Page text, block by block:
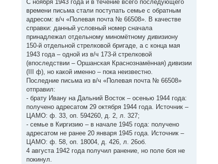
С ноября 1943 года и в течение всего последующего
времени письма стали поступать семье с обратным
адресом: в/ч «Полевая почта № 66508». В качестве
справки: данный условный номер сначала
принадлежал отдельному миномётному дивизиону
150-й отдельной стрелковой бригаде, а с конца мая
1943 года – одной из в/ч 173-й стрелковой
(впоследствии – Оршанская Краснознамённая) дивизии
(III ф), но какой именно – пока неизвестно.
Последние письма из в/ч «Полевая почта № 66508»
отправил:
- брату Ивану на Дальний Восток – осенью 1944 года:
получено адресатом 29 октября 1944 года. Источник –
ЦАМО: ф. 33, оп. 594260, д. 2, л. 327;
- семье в Киргизию – в начале 1945 года: получено
адресатом не ранее 20 января 1945 года. Источник –
ЦАМО: ф. 58, оп. 18004, д. 426, л. 26об.
4 августа 1942 года получил ранение, но поле боя не
покинул.